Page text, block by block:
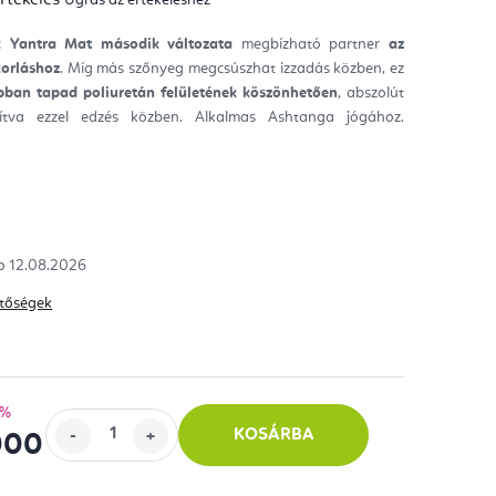
Yantra Mat második változata megbízható partneraz
. Míg más szőnyeg megcsúszhat izzadás közben, ez
tapad poliuretán felületének köszönhetően, abszolút
ezzel edzés közben. Alkalmas Ashtanga jógához.
12.08.2026
KOSÁRBA